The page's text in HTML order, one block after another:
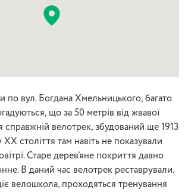
вул. Богдана Хмельницького, багато
що за 50 метрів від жвавої
справжній велотрек, збудований ще 1913
століття там навіть не показували
Старе дерев’яне покриття давно
В даний час велотрек реставрували.
велошкола, проходяться тренування